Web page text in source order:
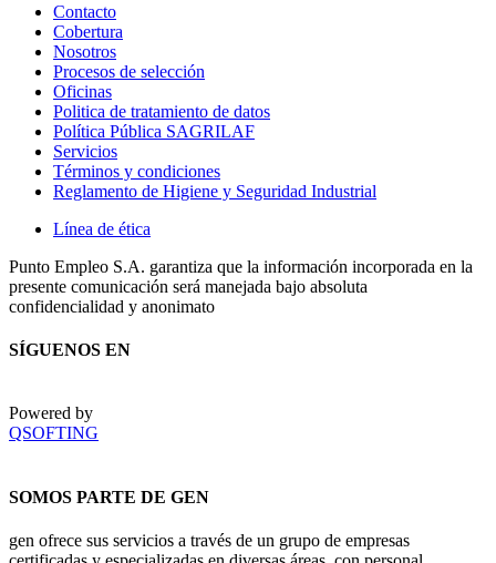
Contacto
Cobertura
Nosotros
Procesos de selección
Oficinas
Politica de tratamiento de datos
Política Pública SAGRILAF
Servicios
Términos y condiciones
Reglamento de Higiene y Seguridad Industrial
Línea de ética
Punto Empleo S.A. garantiza que la información incorporada en la
presente comunicación será manejada bajo absoluta
confidencialidad y anonimato
SÍGUENOS EN
Powered by
QSOFTING
SOMOS PARTE DE GEN
gen ofrece sus servicios a través de un grupo de empresas